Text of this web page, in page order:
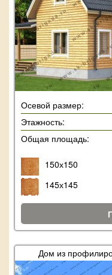
Осевой размер:
Этажность:
Общая площадь:
150х150
145х145
Дом из